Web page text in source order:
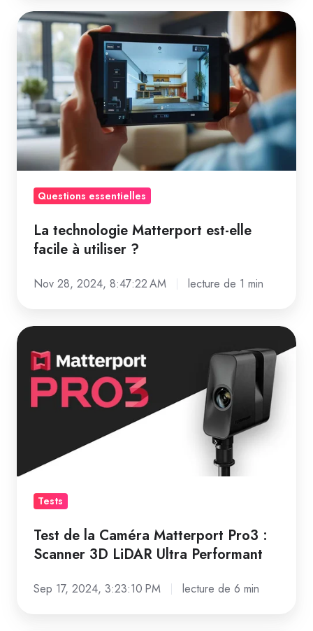
3D
de
la
modélisation
d'espaces
?
La
technologie
Matterport
est-
elle
facile
à
utiliser
Questions essentielles
La technologie Matterport est-elle
facile à utiliser ?
Nov 28, 2024, 8:47:22 AM lecture de 1 min
Test
Caméra
Matterport
Scanner
LiDAR
Ultra
Performant
Tests
Test de la Caméra Matterport Pro3 :
Scanner 3D LiDAR Ultra Performant
Sep 17, 2024, 3:23:10 PM lecture de 6 min